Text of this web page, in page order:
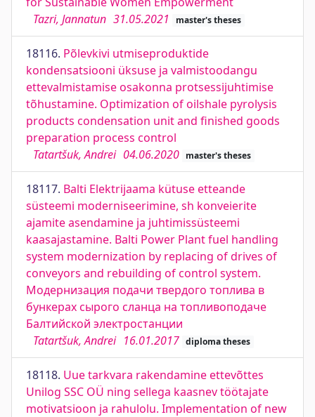
Tazri, Jannatun 31.05.2021 master's theses
18116. Põlevkivi utmiseproduktide
kondensatsiooni üksuse ja valmistoodangu
ettevalmistamise osakonna protsessijuhtimise
tõhustamine. Optimization of oilshale pyrolysis
products condensation unit and finished goods
preparation process control
Tatartšuk, Andrei 04.06.2020 master's theses
18117. Balti Elektrijaama kütuse etteande
süsteemi moderniseerimine, sh konveierite
ajamite asendamine ja juhtimissüsteemi
kaasajastamine. Balti Power Plant fuel handling
system modernization by replacing of drives of
conveyors and rebuilding of control system.
Модернизация подачи твердого топлива в
бункерах сырого сланца на топливоподаче
Балтийской электростанции
Tatartšuk, Andrei 16.01.2017 diploma theses
18118. Uue tarkvara rakendamine ettevõttes
Unilog SSC OÜ ning sellega kaasnev töötajate
motivatsioon ja rahulolu. Implementation of new